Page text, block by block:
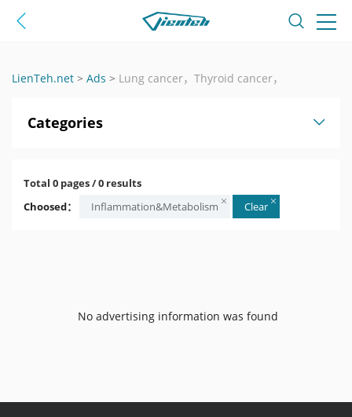
LienTeh.net > Ads > Lung cancer，Thyroid cancer，
Categories
Total 0 pages / 0 results
Choosed：
Inflammation&Metabolism Clear
No advertising information was found